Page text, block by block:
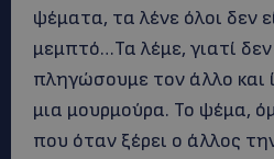
ψέματα, τα λένε όλοι δεν
μεμπτό…Τα λέμε, γιατί
πληγώσουμε τον άλλο
μια μουρμούρα. Το ψέμα,
που όταν ξέρει ο άλλος